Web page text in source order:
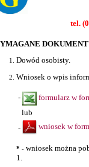
tel.
Dowód osobisty.
Wniosek o wpis
-
formularz w
lub
- wniosek w
* - wniosek można
1.